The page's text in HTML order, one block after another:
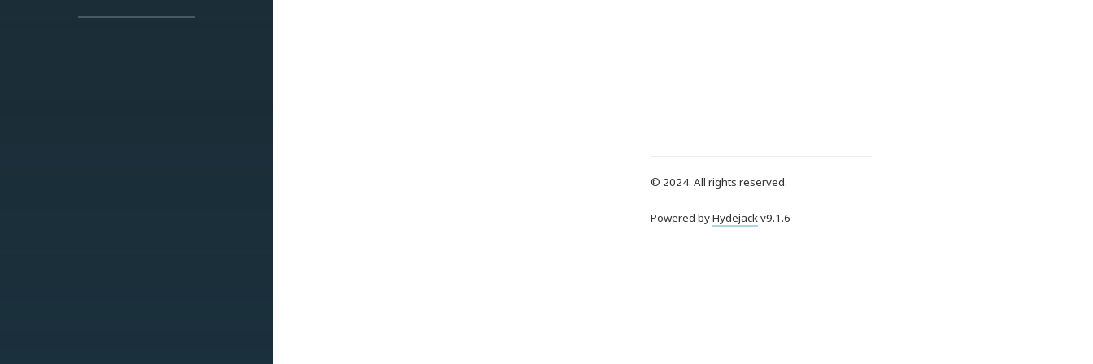
© 2024. All rights reserved.
Powered byHydejackv9.1.6